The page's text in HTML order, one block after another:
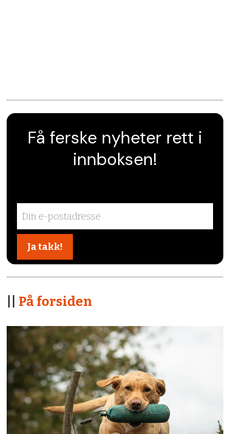
Få ferske nyheter rett i
innboksen!
På forsiden